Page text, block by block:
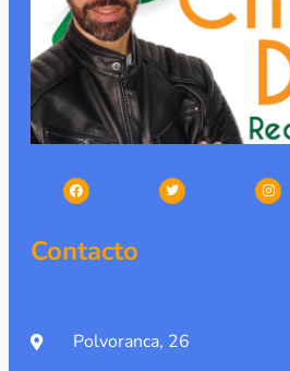
Contacto
Polvoranca, 26